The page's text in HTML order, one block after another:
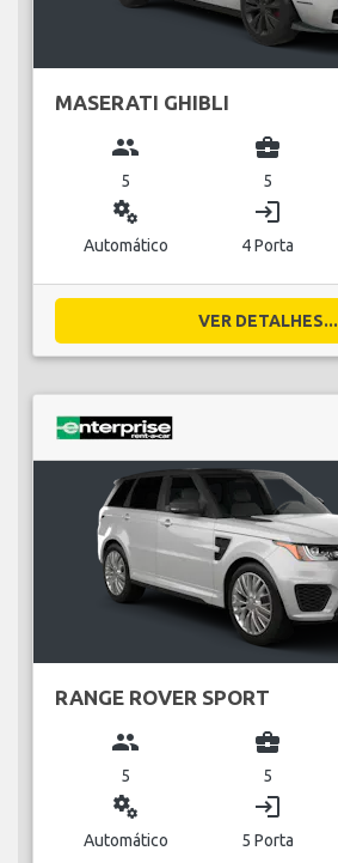
MASERATI GHIBLI
group
5
business_center
5
miscellaneous_services
Automático
login
4 Porta
VER DETALHES...
RANGE ROVER SPORT
group
5
business_center
5
miscellaneous_services
Automático
login
5 Porta